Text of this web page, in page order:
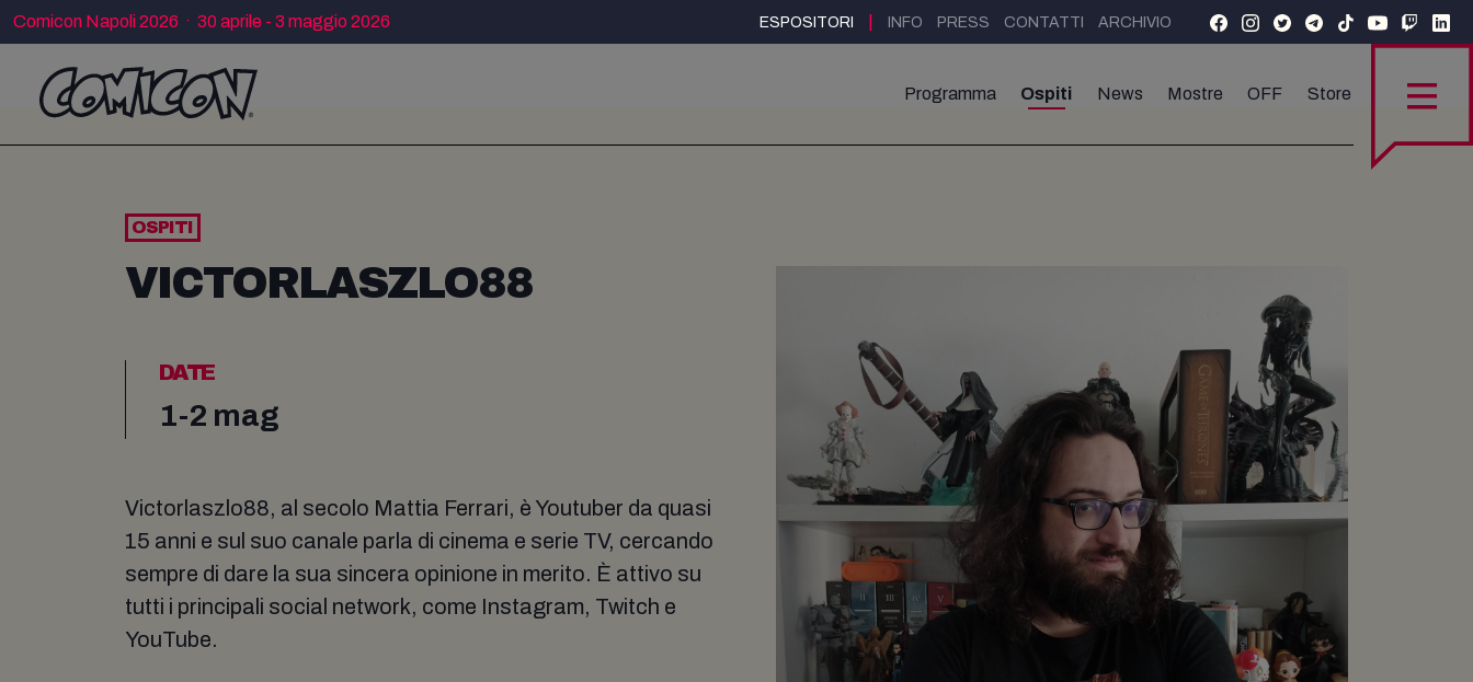
Comicon Napoli 2026 · 30 aprile - 3 maggio 2026 ESPOSITORI INFO PRESS CONTATTI ARCHIVIO
Programma Ospiti News Mostre OFF Store
OSPITI
VICTORLASZLO88
DATE
1-2 mag
Victorlaszlo88, al secolo Mattia Ferrari, è Youtuber da quasi
15 anni e sul suo canale parla di cinema e serie TV, cercando
sempre di dare la sua sincera opinione in merito. È attivo su
tutti i principali social network, come Instagram, Twitch e
YouTube.